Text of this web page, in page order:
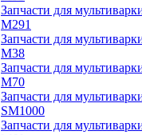
Запчасти для
M291
Запчасти для
M38
Запчасти для
M70
Запчасти для
SM1000
Запчасти для